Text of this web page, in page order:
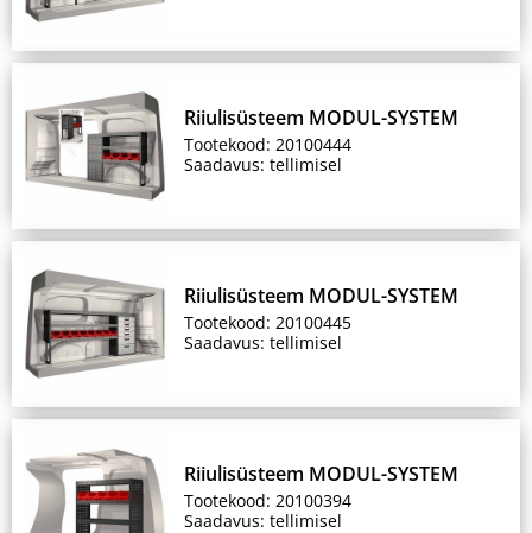
Riiulisüsteem MODUL-SYSTEM
Tootekood: 20100444
Saadavus: tellimisel
Riiulisüsteem MODUL-SYSTEM
Tootekood: 20100445
Saadavus: tellimisel
Riiulisüsteem MODUL-SYSTEM
Tootekood: 20100394
Saadavus: tellimisel